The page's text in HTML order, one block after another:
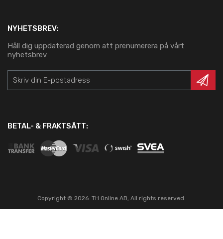
NYHETSBREV:
Håll dig uppdaterad genom att prenumerera på vårt
nyhetsbrev
BETAL- & FRAKTSÄTT:
Copyright © 2026 TH Online AB, All rights reserved.